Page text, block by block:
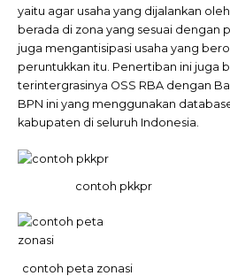
yaitu agar usaha yang dijalankan
berada di zona yang sesuai dengan
juga mengantisipasi usaha yang
peruntukkan itu. Penertiban ini juga
terintergrasinya OSS RBA dengan
BPN ini yang menggunakan
kabupaten di seluruh Indonesia.
contoh pkkpr
contoh peta zonasi